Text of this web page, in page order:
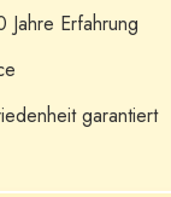
Jahre Erfahrung
garantiert